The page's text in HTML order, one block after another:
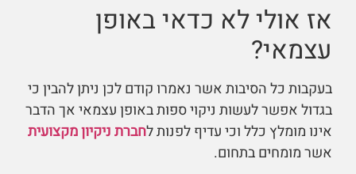
אז אולי לא כדאי באופן
עצמאי?
בעקבות כל הסיבות אשר נאמרו קודם לכן ניתן להבין כי
בגדול אפשר לעשות ניקוי ספות באופן עצמאי אך הדבר
אינו מומלץ כלל וכי עדיף לפנות לחברת ניקיון מקצועית
אשר מומחים בתחום.